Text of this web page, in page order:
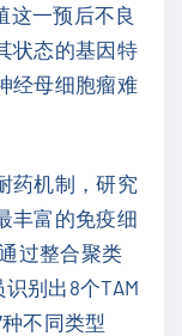
这一预后不良
状态的基因特
经母细胞瘤难
药机制，研究
丰富的免疫细
过整合聚类
别出8个TAM
不同类型